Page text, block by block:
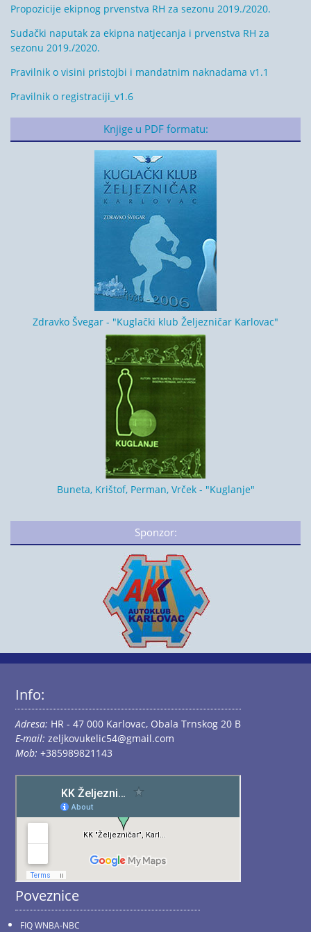
Propozicije ekipnog prvenstva RH za sezonu 2019./2020.
Sudački naputak za ekipna natjecanja i prvenstva RH za
sezonu 2019./2020.
Pravilnik o visini pristojbi i mandatnim naknadama v1.1
Pravilnik o registraciji_v1.6
Knjige u PDF formatu:
Zdravko Švegar - "Kuglački klub Željezničar Karlovac"
Buneta, Krištof, Perman, Vrček - "Kuglanje"
Sponzor:
Info:
Adresa: HR - 47 000 Karlovac, Obala Trnskog 20 B
E-mail: zeljkovukelic54@gmail.com
Mob: +385989821143
Poveznice
FIQ WNBA-NBC